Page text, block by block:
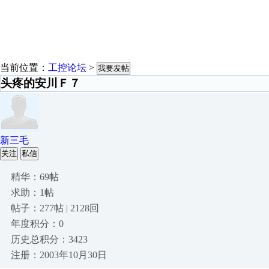
当前位置： 工控论坛 > 我要发帖
头疼的安川Ｆ７
新三毛
关注 私信
精华：69帖
求助：1帖
帖子：277帖 | 2128回
年度积分：0
历史总积分：3423
注册：2003年10月30日